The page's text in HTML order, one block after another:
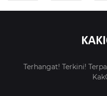
Terhangat! Terkini!